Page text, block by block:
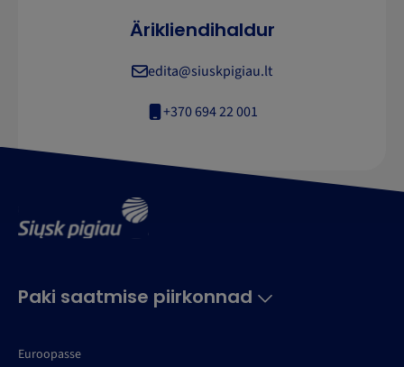
Ärikliendihaldur
edita@siuskpigiau.lt
+370 694 22 001
Paki saatmise piirkonnad
Euroopasse